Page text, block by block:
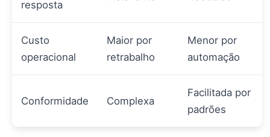
resposta
Custo
operacional
Maior por
retrabalho
Menor por
automação
Conformidade Complexa
Facilitada por
padrões